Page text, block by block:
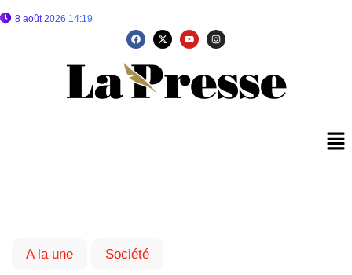
8 août 2026 14:19
A la une Société